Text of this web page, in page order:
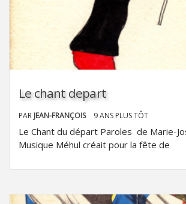
Le chant depart
PAR JEAN-FRANÇOIS 9 ANS PLUS TÔT
Le Chant du départ Paroles de Marie-
Musique Méhul créait pour la fête de